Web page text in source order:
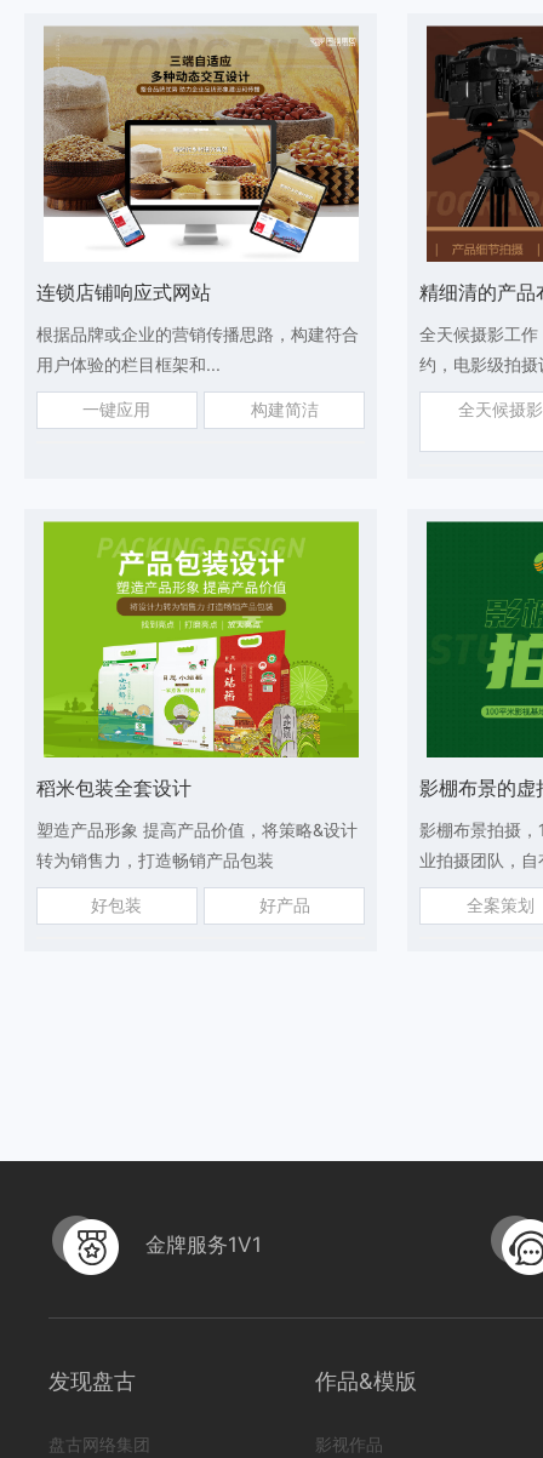
连锁店铺响应式网站
根据品牌或企业的营销传播思路，构建符合
用户体验的栏目框架和...
一键应用 构建简洁
精细清的产品
全天候摄影工
约，电影级拍
全天候摄影
稻米包装全套设计
塑造产品形象 提高产品价值，将策略&设计
转为销售力，打造畅销产品包装
好包装 好产品
影棚布景的虚
影棚布景拍摄
业拍摄团队，
全案策划
金牌服务1V1
发现盘古
盘古网络集团
作品&模版
影视作品